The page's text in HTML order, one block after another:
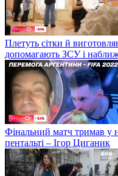
Плетуть сітки й
допомагають ЗСУ і
Фінальний матч тримав у
пентальті – Ігор Циганик